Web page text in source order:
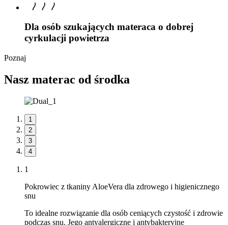
Dla osób szukających materaca o dobrej
cyrkulacji powietrza
Poznaj
Nasz materac od środka
1
2
3
4
1
Pokrowiec z tkaniny AloeVera dla zdrowego i higienicznego
snu
To idealne rozwiązanie dla osób ceniących czystość i zdrowie
podczas snu. Jego antyalergiczne i antybakteryjne